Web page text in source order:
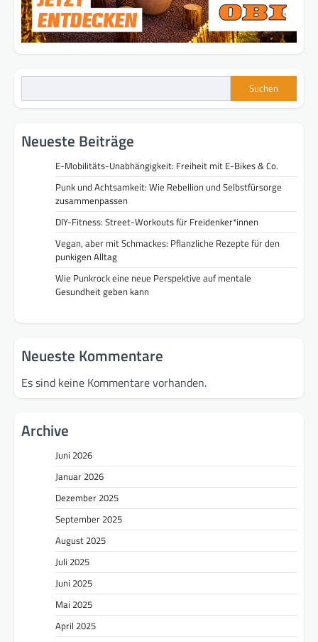
Suchen
Neueste Beiträge
E-Mobilitäts-Unabhängigkeit: Freiheit mit E-Bikes & Co.
Punk und Achtsamkeit: Wie Rebellion und Selbstfürsorge
zusammenpassen
DIY-Fitness: Street-Workouts für Freidenker*innen
Vegan, aber mit Schmackes: Pflanzliche Rezepte für den
punkigen Alltag
Wie Punkrock eine neue Perspektive auf mentale
Gesundheit geben kann
Neueste Kommentare
Es sind keine Kommentare vorhanden.
Archive
Juni 2026
Januar 2026
Dezember 2025
September 2025
August 2025
Juli 2025
Juni 2025
Mai 2025
April 2025